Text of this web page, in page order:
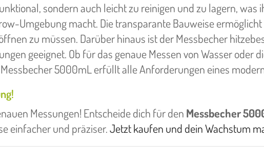
sondern auch leicht zu reinigen und zu lagern, was
Umgebung macht. Die transparante Bauweise
zu müssen. Darüber hinaus ist der Messbecher
geeignet. Ob für das genaue Messen von Wasser oder
5000mL erfüllt alle Anforderungen eines
Messungen! Entscheide dich für den Messbecher
einfacher und präziser.Jetzt kaufen und dein Wachstum